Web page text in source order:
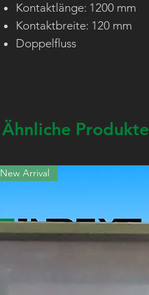
Kontaktlänge: 1200 mm
Kontaktbreite: 120 mm
Doppelfluss
Ähnliche Produkte
New Arrival